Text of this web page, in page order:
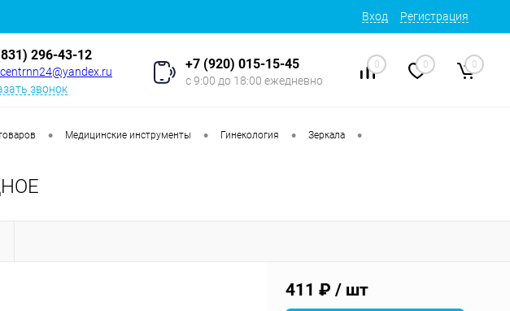
Вход Регистрация
296-43-12
звонок
+7 (920) 015-15-45
с 9:00 до 18:00 ежедневно
0 0 0
• Медицинские инструменты • Гинекология • Зеркала •
411 ₽ / шт